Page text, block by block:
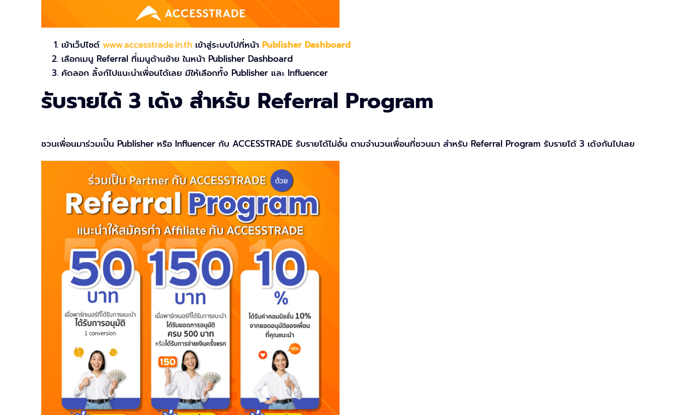
เข้าเว็ปไซต์ www.accesstrade.in.th เข้าสู่ระบบไปที่หน้า Publisher Dashboard
เลือกเมนู Referral ที่เมนูด้านซ้าย ในหน้า Publisher Dashboard
คัดลอก ลิ้งก์ไปแนะนำเพื่อนได้เลย มีให้เลือกทั้ง Publisher และ Influencer
รับรายได้ 3 เด้ง สำหรับ Referral Program
ชวนเพื่อนมาร่วมเป็น Publisher หรือ Influencer กับ ACCESSTRADE รับรายได้ไม่อั้น ตามจำนวนเพื่อนที่ชวนมา สำหรับ Referral Program รับรายได้ 3 เด้งกันไปเลย